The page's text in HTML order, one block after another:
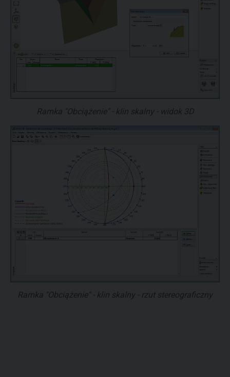
Ramka "Obciążenie" - klin skalny - widok 3D
Ramka "Obciążenie" - klin skalny - rzut stereograficzny